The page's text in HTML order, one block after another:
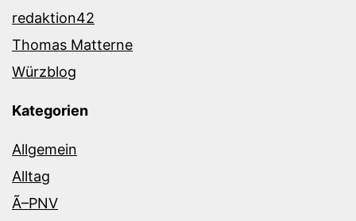
redaktion42
Thomas Matterne
Würzblog
Kategorien
Allgemein
Alltag
Ã–PNV